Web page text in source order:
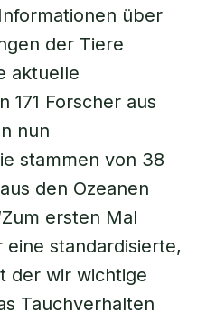
über
der Tiere
aktuelle
171 Forscher aus
nun
stammen von 38
den Ozeanen
ersten Mal
standardisierte,
der wir wichtige
Tauchverhalten